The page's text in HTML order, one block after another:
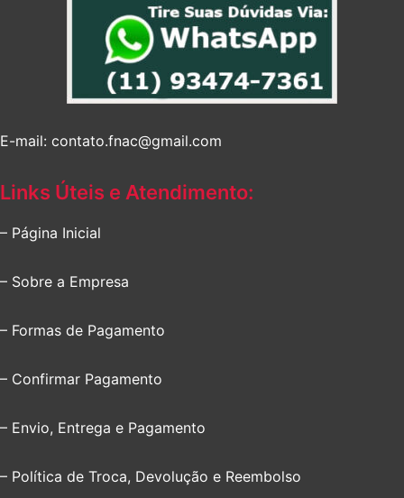
E-mail: contato.fnac@gmail.com
Links Úteis e Atendimento:
– Página Inicial
– Sobre a Empresa
– Formas de Pagamento
– Confirmar Pagamento
– Envio, Entrega e Pagamento
– Política de Troca, Devolução e Reembolso